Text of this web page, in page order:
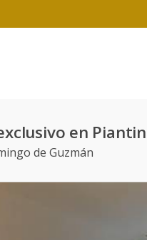
en
de Guzmán